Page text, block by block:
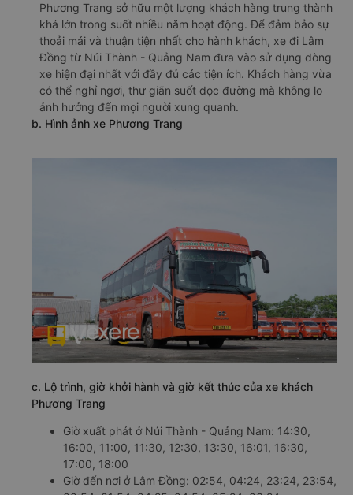
a. Giới thiệu xe Phương Trang
Nổi tiếng với uy tín và chất lượng phục vụ đẳng cấp,
Phương Trang sở hữu một lượng khách hàng trung thành
khá lớn trong suốt nhiều năm hoạt động. Để đảm bảo sự
thoải mái và thuận tiện nhất cho hành khách, xe đi Lâm
Đồng từ Núi Thành - Quảng Nam đưa vào sử dụng dòng
xe hiện đại nhất với đầy đủ các tiện ích. Khách hàng vừa
c. Lộ trình, giờ khởi hành và giờ kết thúc của xe khách
Phương Trang
Giờ xuất phát ở Núi Thành - Quảng Nam: 14:30,